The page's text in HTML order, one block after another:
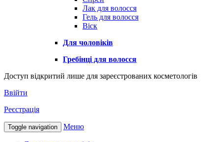
Лак для волосся
Гель для волосся
Віск
Для чоловіків
Гребінці для волосся
Доступ відкритий лише для зареєстрованих косметологів
Ввійти
Реєстрація
Toggle navigation Меню